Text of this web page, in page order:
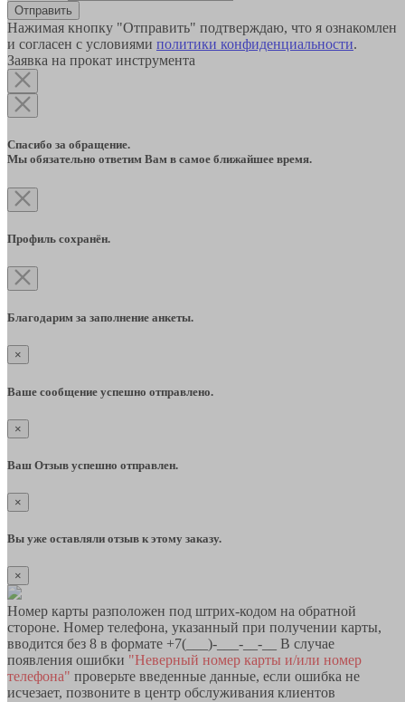
Отправить
Нажимая кнопку "Отправить" подтверждаю, что я ознакомлен
и согласен с условиями политики конфиденциальности.
Заявка на прокат инструмента
Спасибо за обращение.
Мы обязательно ответим Вам в самое ближайшее время.
Профиль сохранён.
Благодарим за заполнение анкеты.
×
Ваше сообщение успешно отправлено.
×
Ваш Отзыв успешно отправлен.
×
Вы уже оставляли отзыв к этому заказу.
×
Номер карты разположен под штрих-кодом на обратной
стороне. Номер телефона, указанный при получении карты,
вводится без 8 в формате +7(___)-___-__-__ В случае
появления ошибки "Неверный номер карты и/или номер
телефона" проверьте введенные данные, если ошибка не
исчезает, позвоните в центр обслуживания клиентов